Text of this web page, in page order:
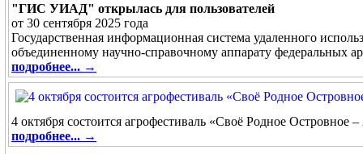
"ГИС УИАД" открылась для пользователей
от 30 сентября 2025 года
Государственная информационная система удаленного
объединенному научно-справочному аппарату федеральных
подробнее... →
4 октября состоится агрофестиваль «Своё Родное Островное
подробнее... →